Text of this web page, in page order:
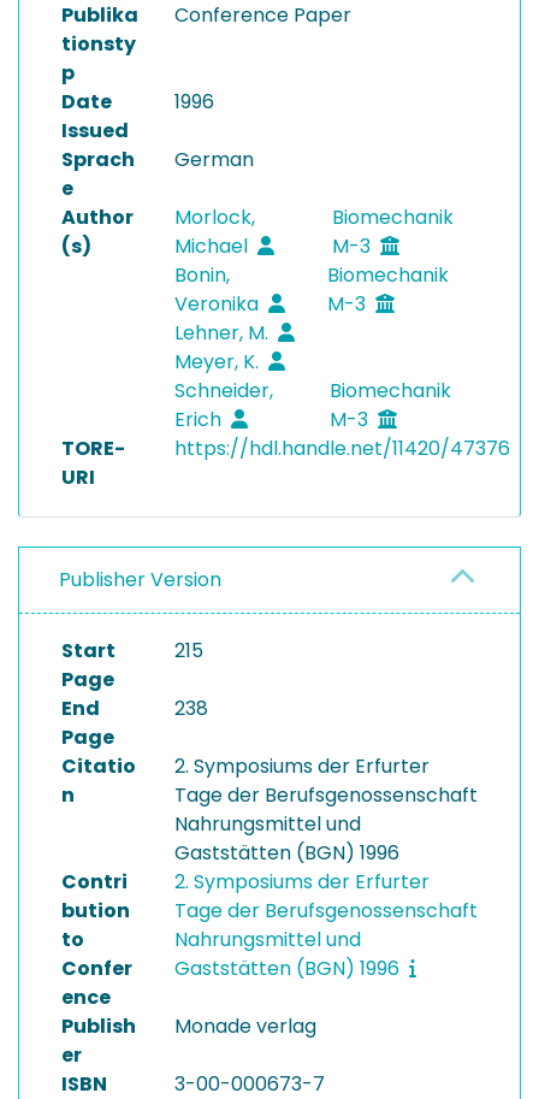
Publika
tionsty
p
Conference Paper
Date
Issued
1996
Sprach
e
German
Author
(s)
Morlock,
Michael
Biomechanik
M-3
Bonin,
Veronika
Biomechanik
M-3
Lehner, M.
Meyer, K.
Schneider,
Erich
Biomechanik
M-3
TORE-
URI
https://hdl.handle.net/11420/47376
Publisher Version
Start
Page
215
End
Page
238
Citatio
n
2. Symposiums der Erfurter
Tage der Berufsgenossenschaft
Nahrungsmittel und
Gaststätten (BGN) 1996
Contri
bution
to
Confer
ence
2. Symposiums der Erfurter
Tage der Berufsgenossenschaft
Nahrungsmittel und
Gaststätten (BGN) 1996
Publish
er
Monade verlag
ISBN 3-00-000673-7